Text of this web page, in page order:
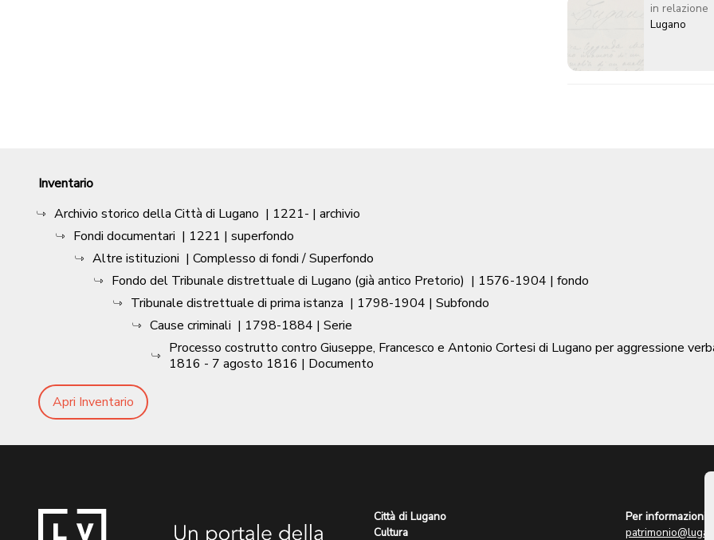
in relazione
Lugano
Inventario
Archivio storico della Città di Lugano | 1221- | archivio
Fondi documentari | 1221 | superfondo
Altre istituzioni | Complesso di fondi / Superfondo
Fondo del Tribunale distrettuale di Lugano (già antico Pretorio) | 1576-1904 | fondo
Tribunale distrettuale di prima istanza | 1798-1904 | Subfondo
Cause criminali | 1798-1884 | Serie
Processo costrutto contro Giuseppe, Francesco e Antonio Cortesi di Lugano per aggressione
1816 - 7 agosto 1816 | Documento
Apri Inventario
Città di Lugano
Cultura
Per informazioni: